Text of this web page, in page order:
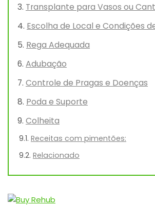
Transplante para Vasos ou
Escolha de Local e Condições
Rega Adequada
Adubação
Controle de Pragas e Doenças
Poda e Suporte
Colheita
Receitas com pimentões:
Relacionado